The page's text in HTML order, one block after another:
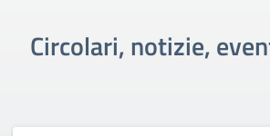
Circolari, notizie,